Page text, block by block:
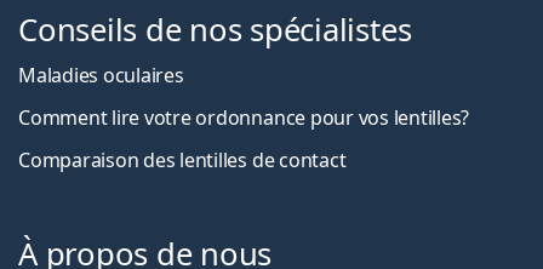
Conseils de nos spécialistes
Maladies oculaires
Comment lire votre ordonnance pour vos lentilles?
Comparaison des lentilles de contact
À propos de nous